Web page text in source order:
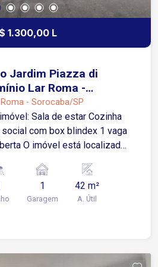
1.300,00 L
Jardim Piazza di
Lar Roma -
- Sorocaba/SP
Cozinha
com box blindex 1 vaga
localizado
infraestrutura e fácil
pontos de Sorocaba. 1
Flávio Fazano 3
completa para moradores,
1
Garagem
42 m²
A. Útil